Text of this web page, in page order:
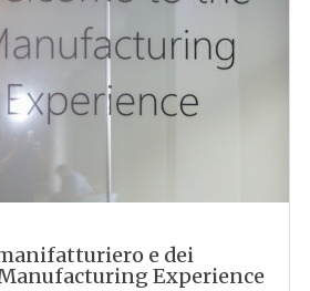
e dei
Experience